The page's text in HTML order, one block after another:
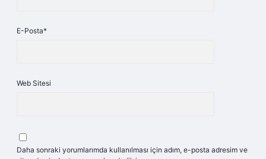
E-Posta*
Web Sitesi
Daha sonraki yorumlarımda kullanılması için adım, e-posta adresim ve